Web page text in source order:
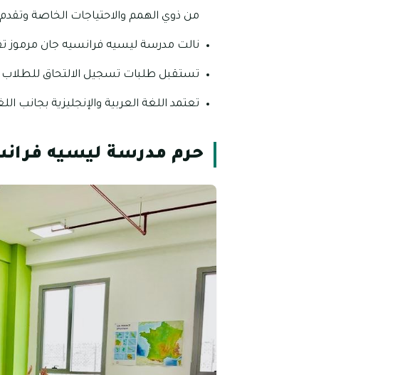
من ذوي الهمم والاحتياجات الخاصة وتقدم
نالت مدرسة ليسيه فرانسيه جان مرموز
تستقبل طلبات تسجيل الالتحاق للطلاب
تعتمد اللغة العربية والإنجليزية بجانب
حرم مدرسة ليسيه